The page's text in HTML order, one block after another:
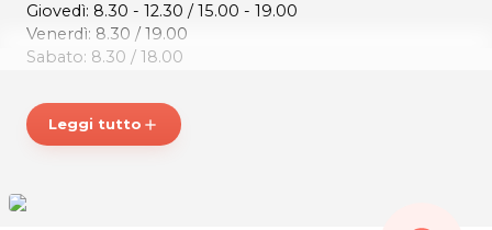
Giovedì: 8.30 - 12.30 / 15.00 - 19.00
Venerdì: 8.30 / 19.00
Sabato: 8.30 / 18.00
COLPO DI TESTA
Via dei Mosaici, 7
31046 Oderzo
Leggi tutto add